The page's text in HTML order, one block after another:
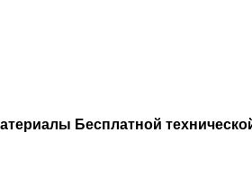
Бесплатной